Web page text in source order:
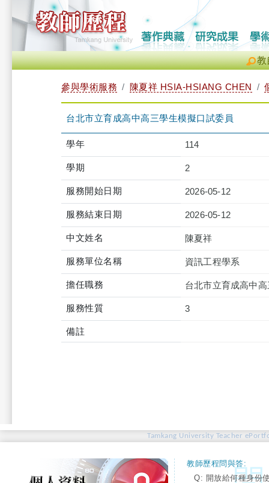
教
參與學術服務 陳夏祥 HSIA-HSIANG CHEN
台北市立育成高中高三學生模擬口試委員
學年 114
學期 2
服務開始日期 2026-05-12
服務結束日期 2026-05-12
中文姓名 陳夏祥
服務單位名稱 資訊工程學系
擔任職務 台北市立育成高中
服務性質 3
備註
Tamkang University Teacher
教師歷程問與答:
Q: 開放給何種身份